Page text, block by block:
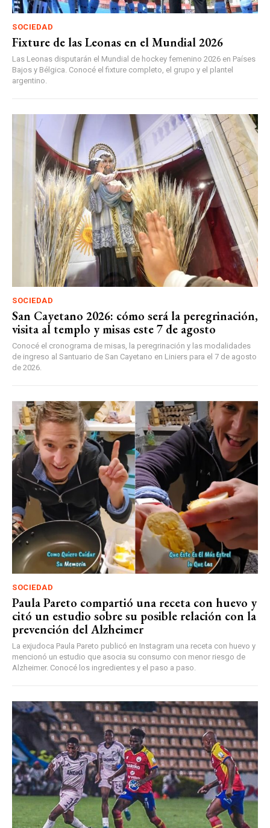
SOCIEDAD
Fixture de las Leonas en el Mundial 2026
Las Leonas disputarán el Mundial de hockey femenino 2026 en Países
Bajos y Bélgica. Conocé el fixture completo, el grupo y el plantel
argentino.
SOCIEDAD
San Cayetano 2026: cómo será la peregrinación,
visita al templo y misas este 7 de agosto
Conocé el cronograma de misas, la peregrinación y las modalidades
de ingreso al Santuario de San Cayetano en Liniers para el 7 de agosto
de 2026.
SOCIEDAD
Paula Pareto compartió una receta con huevo y
citó un estudio sobre su posible relación con la
prevención del Alzheimer
La exjudoca Paula Pareto publicó en Instagram una receta con huevo y
mencionó un estudio que asocia su consumo con menor riesgo de
Alzheimer. Conocé los ingredientes y el paso a paso.